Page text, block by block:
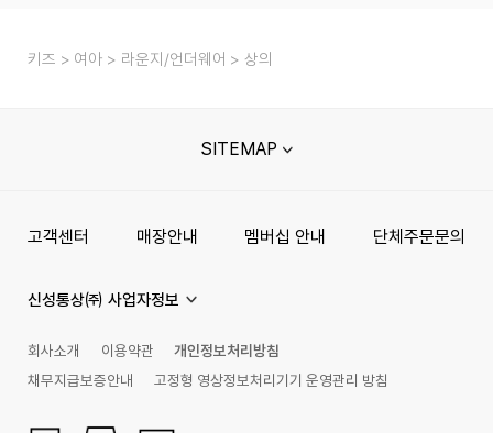
키즈 여아 라운지/언더웨어 상의
SITEMAP
고객센터 매장안내 멤버십 안내 단체주문문의
신성통상㈜ 사업자정보
회사소개 이용약관
개인정보처리방침
채무지급보증안내
고정형 영상정보처리기기 운영관리 방침